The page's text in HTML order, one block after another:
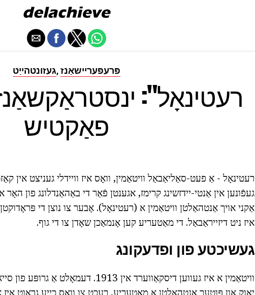
געזונטהייַט, פּרעפּעריישאַנז
פאַקטיש
רעטינאָל - אַ פעט-סאַליאַבאַל וויטאַמין, וואָס איז וויידלי געניצט אין
געפֿונען אין אַנטי-יידזשינג קרימז, אגענטן פֿאַר די באַהאַנדלונג פון האָר
אַקני אויך אַנטהאַלטן וויטאַמין א (רעטינאָל). אָבער צו נוצן די
איז ניט דיזייראַבאַל. די מאַטעריע קען אָנמאַכן שאָדן צו די גוף.
געשיכטע פון ופדעקונג
וויטאַמין א איז געווען דיסקאַווערד אין
יאָוק און פּוטער אַנטהאַלטן אַ מאַטעריע, רעכט צו וואָס כייַע גראָוט